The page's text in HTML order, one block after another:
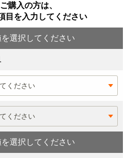
購入の方は、
目を入力してください
選択してください
選択してください